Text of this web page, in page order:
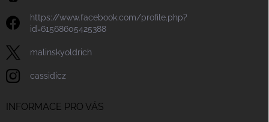
https://www.facebook.com/profile.php?
id=61568605425388
malinskyoldrich
cassidicz
INFORMACE PRO VÁS